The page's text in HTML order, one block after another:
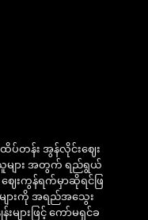
ပ်တန်း အွန်လိုင်းဈေး
သူများ အတွက် ရည်ရွယ်
ေးကွန်ရက်မှာဆိုရင်ဖြ
ျားကို အရည်အသွေး
ျားဖြင့် ကော်မရှင်ခ